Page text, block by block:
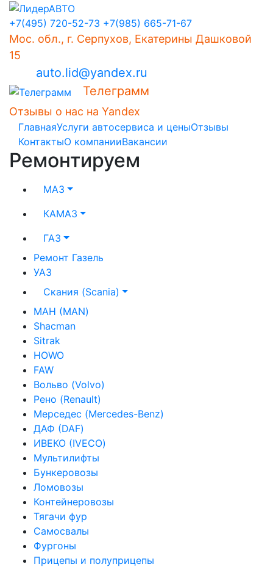
+7(495) 720-52-73 +7(985) 665-71-67
Мос. обл., г. Серпухов, Екатерины Дашковой
15
auto.lid@yandex.ru
Телеграмм
Отзывы о нас на Yandex
ГлавнаяУслуги автосервиса и ценыОтзывы
КонтактыО компанииВакансии
Ремонтируем
МАЗ
КАМАЗ
ГАЗ
Ремонт Газель
УАЗ
Скания (Scania)
МАН (MAN)
Shacman
Sitrak
HOWO
FAW
Вольво (Volvo)
Рено (Renault)
Мерседес (Mercedes-Benz)
ДАФ (DAF)
ИВЕКО (IVECO)
Мультилифты
Бункеровозы
Ломовозы
Контейнеровозы
Тягачи фур
Самосвалы
Фургоны
Прицепы и полуприцепы